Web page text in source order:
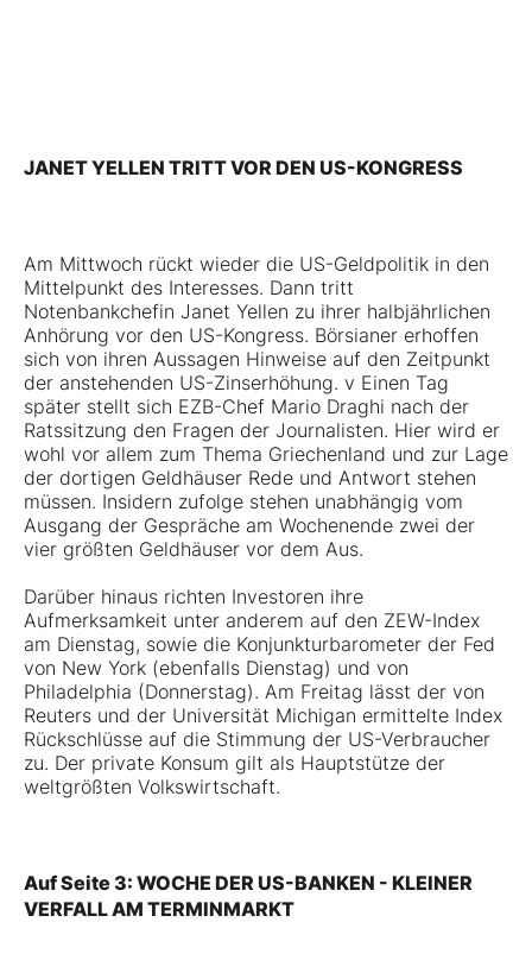
JANET YELLEN TRITT VOR DEN US-KONGRESS
Am Mittwoch rückt wieder die US-Geldpolitik in den
Mittelpunkt des Interesses. Dann tritt
Notenbankchefin Janet Yellen zu ihrer halbjährlichen
Anhörung vor den US-Kongress. Börsianer erhoffen
sich von ihren Aussagen Hinweise auf den Zeitpunkt
der anstehenden US-Zinserhöhung. v Einen Tag
später stellt sich EZB-Chef Mario Draghi nach der
Ratssitzung den Fragen der Journalisten. Hier wird er
wohl vor allem zum Thema Griechenland und zur Lage
der dortigen Geldhäuser Rede und Antwort stehen
müssen. Insidern zufolge stehen unabhängig vom
Ausgang der Gespräche am Wochenende zwei der
vier größten Geldhäuser vor dem Aus.
Darüber hinaus richten Investoren ihre
Aufmerksamkeit unter anderem auf den ZEW-Index
am Dienstag, sowie die Konjunkturbarometer der Fed
von New York (ebenfalls Dienstag) und von
Philadelphia (Donnerstag). Am Freitag lässt der von
Reuters und der Universität Michigan ermittelte Index
Rückschlüsse auf die Stimmung der US-Verbraucher
zu. Der private Konsum gilt als Hauptstütze der
weltgrößten Volkswirtschaft.
Auf Seite 3: WOCHE DER US-BANKEN - KLEINER
VERFALL AM TERMINMARKT